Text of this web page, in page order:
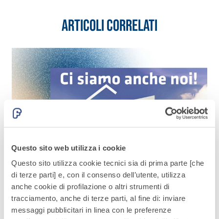
Questo sito web utilizza i cookie
Questo sito utilizza cookie tecnici sia di prima parte [che
di terze parti] e, con il consenso dell’utente, utilizza
anche cookie di profilazione o altri strumenti di
tracciamento, anche di terze parti, al fine di: inviare
messaggi pubblicitari in linea con le preferenze
Articoli correlati
Fiere
Fiera TopHaus 2026
Il 16 e 17 maggio vi aspettiamo, presso lo stand T6.
modificata,
tixotropica,
fibrorinforzata, per
la passivazione,
riparazione,
rasatura e
protezione di
alta
conducibilità
realizzazione
di massetti
radianti a
basso
spessore in
ambienti
FASSATHERM
A 96 RESPHIRA
Collante-rasante
alleggerito, fibrato,
con calce idraulica
naturale NHL 3,5 e
speciali inerti